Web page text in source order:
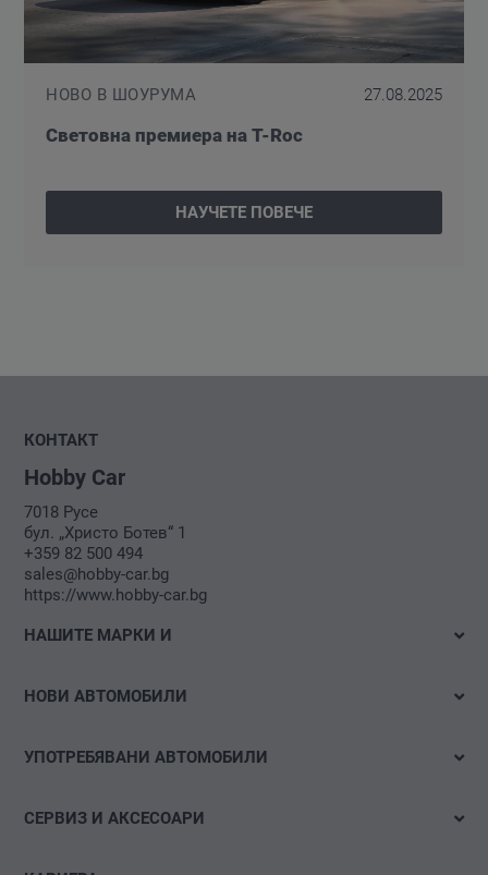
НОВО В ШОУРУМА 27.08.2025
Световна премиера на T-Roc
НАУЧЕТЕ ПОВЕЧЕ
КОНТАКТ
Hobby Car
7018 Русе
бул. „Христо Ботев“ 1
+359 82 500 494
sales@hobby-car.bg
https://www.hobby-car.bg
НАШИТЕ МАРКИ И
Audi
НОВИ АВТОМОБИЛИ
Тестово шофиране
УПОТРЕБЯВАНИ АВТОМОБИЛИ
Детайлно търсене
СЕРВИЗ И АКСЕСОАРИ